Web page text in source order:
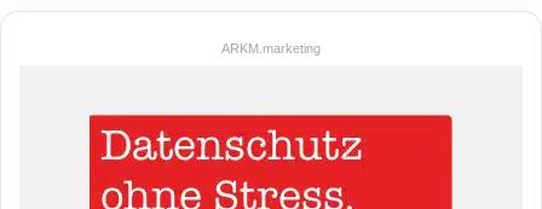
ARKM.marketing